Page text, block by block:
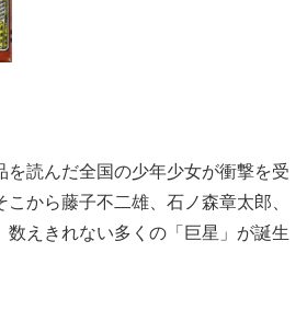
を読んだ全国の少年少女が衝撃を受
から藤子不二雄、石ノ森章太郎、
数えきれない多くの「巨星」が誕生